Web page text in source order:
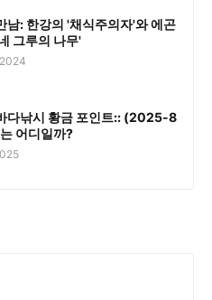
남: 한강의 '채식주의자'와 에곤
그루의 나무'
다낚시 황금 포인트:: (2025-8
어디일까?